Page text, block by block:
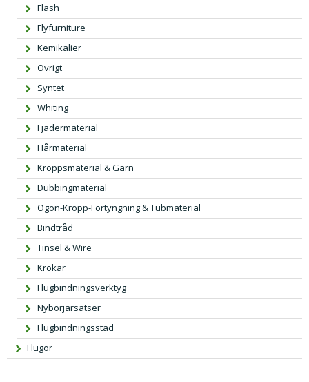
Flash
Flyfurniture
Kemikalier
Övrigt
Syntet
Whiting
Fjädermaterial
Hårmaterial
Kroppsmaterial & Garn
Dubbingmaterial
Ögon-Kropp-Förtyngning & Tubmaterial
Bindtråd
Tinsel & Wire
Krokar
Flugbindningsverktyg
Nybörjarsatser
Flugbindningsstäd
Flugor